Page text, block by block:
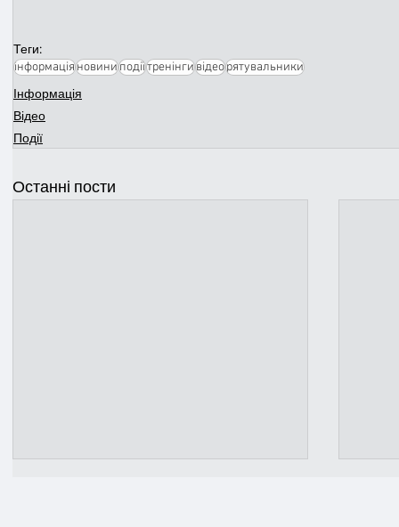
Теги:
інформаціяновиниподіїтренінгивідеорятувальники
Інформація
Відео
Події
Останні пости